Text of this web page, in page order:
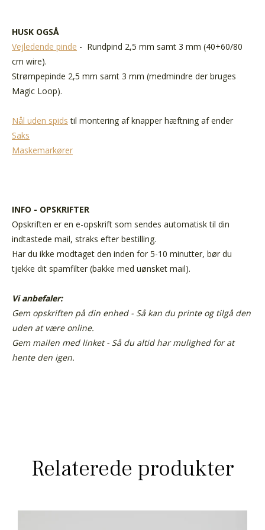
HUSK OGSÅ
Vejledende pinde - Rundpind 2,5 mm samt 3 mm (40+60/80
cm wire).
Strømpepinde 2,5 mm samt 3 mm (medmindre der bruges
Magic Loop).
Nål uden spids til montering af knapper hæftning af ender
Saks
Maskemarkører
INFO - OPSKRIFTER
Opskriften er en e-opskrift som sendes automatisk til din
indtastede mail, straks efter bestilling.
Har du ikke modtaget den inden for 5-10 minutter, bør du
tjekke dit spamfilter (bakke med uønsket mail).
Vi anbefaler:
Gem opskriften på din enhed - Så kan du printe og tilgå den
uden at være online.
Gem mailen med linket - Så du altid har mulighed for at
hente den igen.
Relaterede produkter